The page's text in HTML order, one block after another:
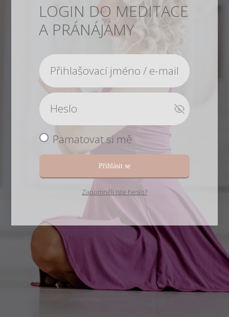
LOGIN DO MEDITACE
A PRÁNÁJÁMY
Pamatovat si mě
Přihlásit se
Zapomněli jste heslo?